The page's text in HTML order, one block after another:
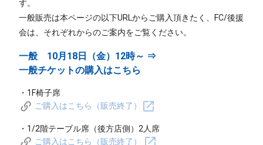
す。
一般販売は本ページの以下URLからご購入頂きたく、FC/後援
会は、それぞれからのご案内をご覧ください。
一般 10月18日（金）12時～ ⇒
一般チケットの購入はこちら
・1F椅子席
ご購入はこちら（販売終了）
・1/2階テーブル席（後方店側）2人席
ご購入はこちら（販売終了）